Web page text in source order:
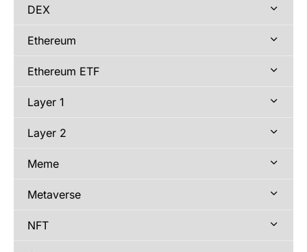
DEX
Ethereum
Ethereum ETF
Layer 1
Layer 2
Meme
Metaverse
NFT